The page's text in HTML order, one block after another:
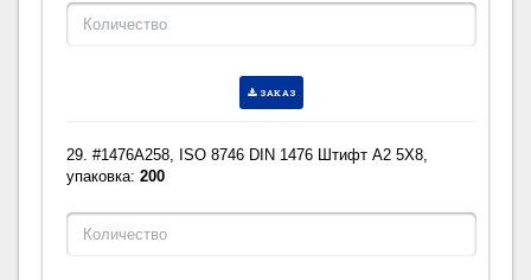
ЗАКАЗ
29. #1476A258, ISO 8746 DIN 1476 Штифт A2 5X8,
упаковка:200